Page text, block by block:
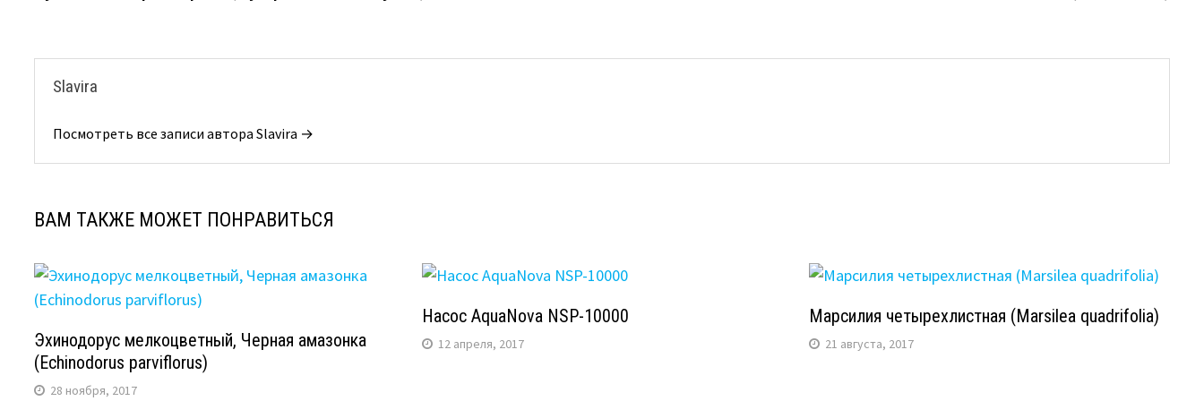
Slavira
Посмотреть все записи автора Slavira →
ВАМ ТАКЖЕ МОЖЕТ ПОНРАВИТЬСЯ
Эхинодорус мелкоцветный, Черная амазонка
(Echinodorus parviflorus)
28 ноября, 2017
Насос AquaNova NSP-10000
12 апреля, 2017
Марсилия четырехлистная (Marsilea quadrifolia)
21 августа, 2017